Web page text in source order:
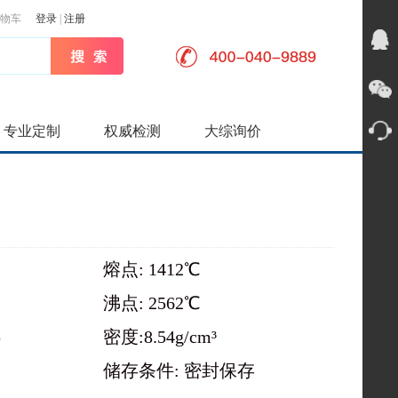
车 登录 注册
专业定制 权威检测 大综询价
熔点: 1412℃
沸点: 2562℃
密度:8.54g/cm³
储存条件: 密封保存